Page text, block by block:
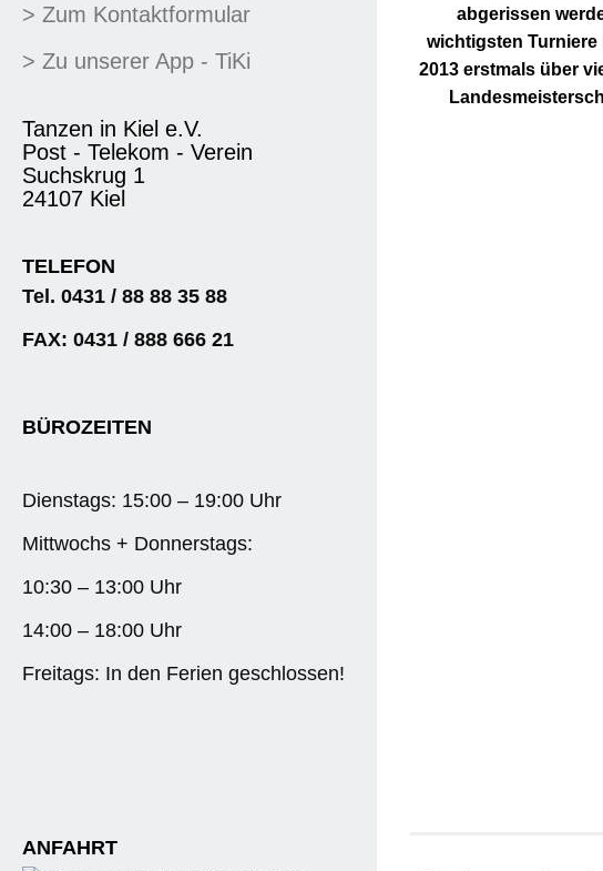
abgerissen
wichtigsten
2013 erstmals über
> Zum Kontaktformular
> Zu unserer App - TiKi
Tanzen in Kiel e.V.
Post - Telekom - Verein
Suchskrug 1
24107 Kiel
TELEFON
Tel. 0431 / 88 88 35 88
FAX: 0431 / 888 666 21
BÜROZEITEN
Dienstags: 15:00 – 19:00 Uhr
Mittwochs + Donnerstags:
10:30 – 13:00 Uhr
14:00 – 18:00 Uhr
Freitags: In den Ferien geschlossen!
ANFAHRT